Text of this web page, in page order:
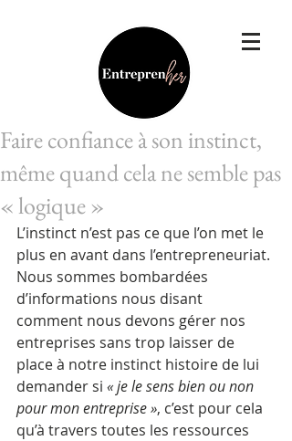
Faire confiance à son instinct,
même quand cela ne semble pas
« logique »
L’instinct n’est pas ce que l’on met le
plus en avant dans l’entrepreneuriat.
Nous sommes bombardées
d’informations nous disant
comment nous devons gérer nos
entreprises sans trop laisser de
place à notre instinct histoire de lui
demander si « je le sens bien ou non
pour mon entreprise », c’est pour cela
qu’à travers toutes les ressources